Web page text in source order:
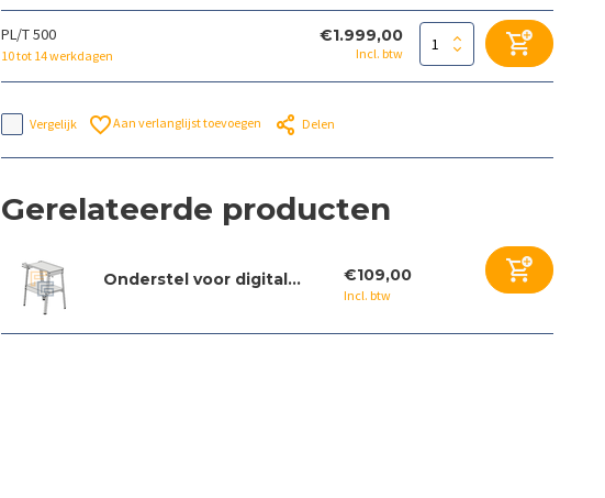
PL/T 500
10 tot 14 werkdagen
€1.999,00
Incl. btw
Vergelijk Aan verlanglijst toevoegen Delen
Gerelateerde producten
Onderstel voor digital... €109,00
Incl. btw